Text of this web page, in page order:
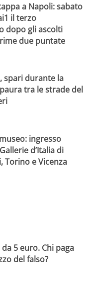
a Napoli: sabato
il terzo
dopo gli ascolti
due puntate
spari durante la
tra le strade del
ingresso
d’Italia di
Torino e Vicenza
5 euro. Chi paga
del falso?